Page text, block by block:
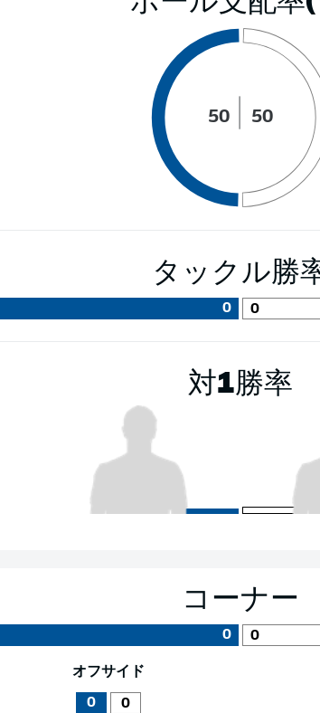
50 50
タックル勝
0 0
対1勝率
コーナー
0 0
オフサイド
0 0